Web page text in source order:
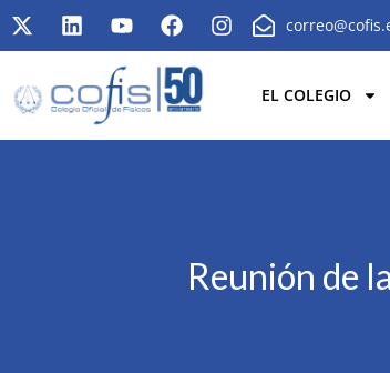
EL COLEGIO
Reunión de